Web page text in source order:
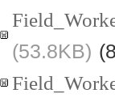
(53.8KB)